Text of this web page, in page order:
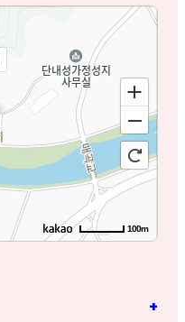
100m
+